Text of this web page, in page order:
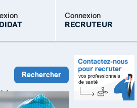
Connexion
RECRUTEUR
Mot de passe oublié